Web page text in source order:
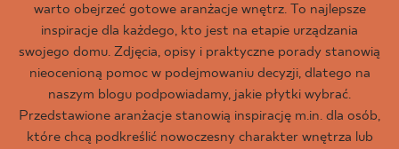
warto obejrzeć gotowe aranżacje wnętrz. To najlepsze
inspiracje dla każdego, kto jest na etapie urządzania
swojego domu. Zdjęcia, opisy i praktyczne porady stanowią
nieocenioną pomoc w podejmowaniu decyzji, dlatego na
naszym blogu podpowiadamy, jakie płytki wybrać.
Przedstawione aranżacje stanowią inspirację m.in. dla osób,
które chcą podkreślić nowoczesny charakter wnętrza lub